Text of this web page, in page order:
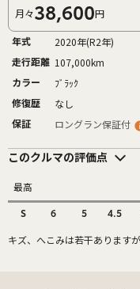
月々38,600円
年式 2020年(R2年)
走行距離 107,000km
カラー
ﾌﾞﾗｯｸ
修復歴
なし
保証
ロングラン保証付
このクルマの評価点
最高
S 6 5 4.5
キズ、へこみは若干あります